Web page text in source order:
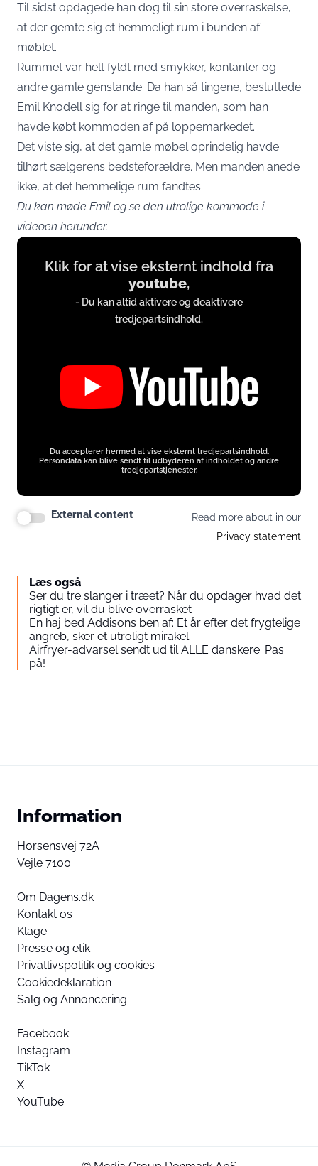
Til sidst opdagede han dog til sin store overraskelse,
at der gemte sig et hemmeligt rum i bunden af
møblet.
Rummet var helt fyldt med smykker, kontanter og
andre gamle genstande. Da han så tingene, besluttede
Emil Knodell sig for at ringe til manden, som han
havde købt kommoden af på loppemarkedet.
Det viste sig, at det gamle møbel oprindelig havde
tilhørt sælgerens bedsteforældre. Men manden anede
ikke, at det hemmelige rum fandtes.
Du kan møde Emil og se den utrolige kommode i
videoen herunder.:
Display
content
www.youtube.com
Klik for at vise eksternt indhold fra
youtube,
- Du kan altid aktivere og deaktivere
tredjepartsindhold.
Du accepterer hermed at vise eksternt tredjepartsindhold.
Persondata kan blive sendt til udbyderen af indholdet og andre
tredjepartstjenester.
External content
Read more about in our
Privacy statement
Læs også
Ser du tre slanger i træet? Når du opdager hvad det
rigtigt er, vil du blive overrasket
En haj bed Addisons ben af: Et år efter det frygtelige
angreb, sker et utroligt mirakel
Airfryer-advarsel sendt ud til ALLE danskere: Pas
på!
Information
Horsensvej 72A
Vejle 7100
Om Dagens.dk
Kontakt os
Klage
Presse og etik
Privatlivspolitik og cookies
Cookiedeklaration
Salg og Annoncering
Facebook
Instagram
TikTok
X
YouTube